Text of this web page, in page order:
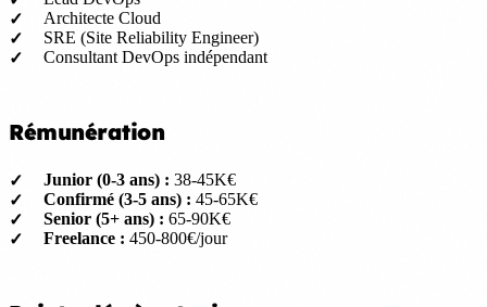
Architecte Cloud
SRE (Site Reliability Engineer)
Consultant DevOps indépendant
Rémunération
Junior (0-3 ans) : 38-45K€
Confirmé (3-5 ans) : 45-65K€
Senior (5+ ans) : 65-90K€
Freelance : 450-800€/jour